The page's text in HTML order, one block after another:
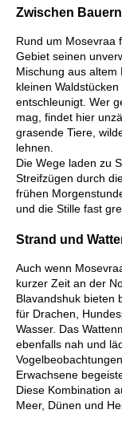
Zwischen
Rund um Mosevraa
Gebiet seinen
Mischung aus altem
kleinen
entschleunigt. Wer
mag, findet hier
grasende Tiere,
lehnen.
Die Wege laden zu
Streifzügen durch
frühen
und die Stille fast
Strand und
Auch wenn
kurzer Zeit an der
Blavandshuk bieten
für Drachen,
Wasser. Das
ebenfalls nah und
Erwachsene
Diese Kombination
Meer, Dünen und